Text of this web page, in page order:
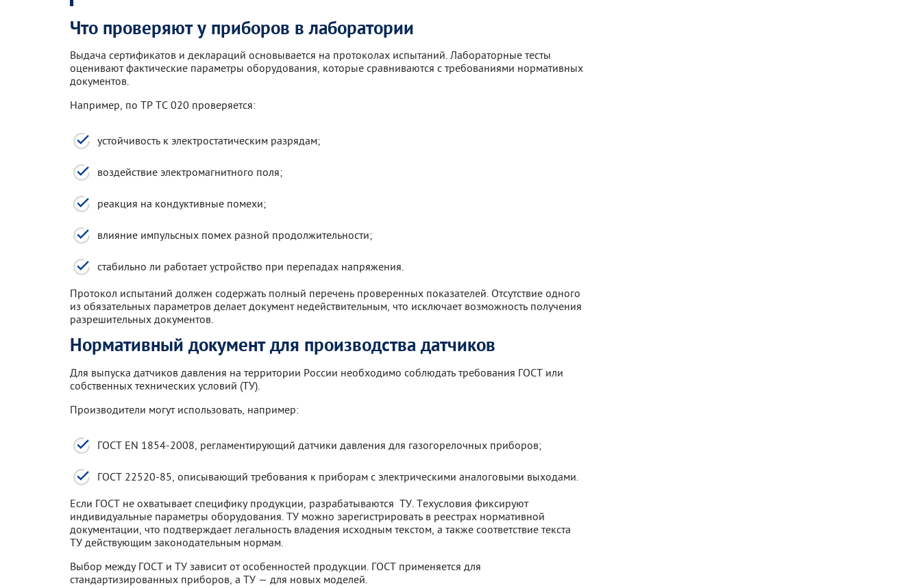
Что проверяют у приборов в лаборатории
Выдача сертификатов и деклараций основывается на протоколах испытаний. Лабораторные тесты
оценивают фактические параметры оборудования, которые сравниваются с требованиями нормативных
документов.
Например, по ТР ТС 020 проверяется:
устойчивость к электростатическим разрядам;
воздействие электромагнитного поля;
реакция на кондуктивные помехи;
влияние импульсных помех разной продолжительности;
стабильно ли работает устройство при перепадах напряжения.
Протокол испытаний должен содержать полный перечень проверенных показателей. Отсутствие одного
из обязательных параметров делает документ недействительным, что исключает возможность получения
разрешительных документов.
Нормативный документ для производства датчиков
Для выпуска датчиков давления на территории России необходимо соблюдать требования ГОСТ или
собственных технических условий (ТУ).
Производители могут использовать, например:
ГОСТ EN 1854-2008, регламентирующий датчики давления для газогорелочных приборов;
ГОСТ 22520-85, описывающий требования к приборам с электрическими аналоговыми выходами.
Если ГОСТ не охватывает специфику продукции, разрабатываются ТУ. Техусловия фиксируют
индивидуальные параметры оборудования. ТУ можно зарегистрировать в реестрах нормативной
документации, что подтверждает легальность владения исходным текстом, а также соответствие текста
ТУ действующим законодательным нормам.
Выбор между ГОСТ и ТУ зависит от особенностей продукции. ГОСТ применяется для
стандартизированных приборов, а ТУ — для новых моделей.